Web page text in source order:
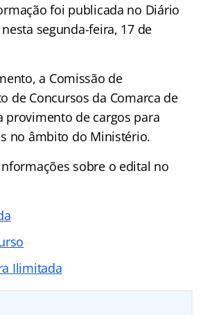
foi publicada no Diário
segunda-feira, 17 de
a Comissão de
de Concursos da Comarca de
provimento de cargos para
no âmbito do Ministério.
sobre o edital no
Ilimitada